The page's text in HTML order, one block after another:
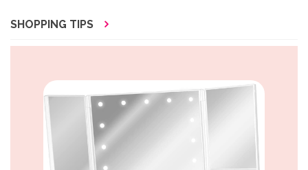
SHOPPING TIPS